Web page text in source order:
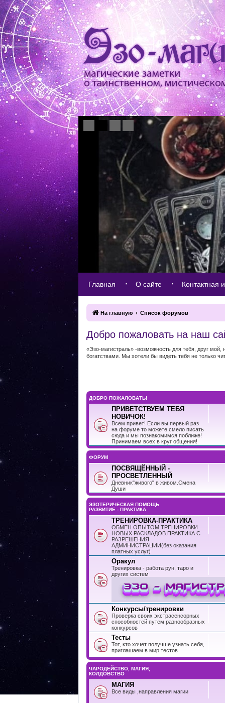
Главная О сайте Контактная
На главную Список форумов
Добро пожаловать на наш
«Эзо-магистраль» -возможность для тебя, друг
богатствами. Мы хотели бы видеть тебя не только
ДОБРО ПОЖАЛОВАТЬ!
ПРИВЕТСТВУЕМ ТЕБЯ
НОВИЧОК!
Всем привет! Если вы первый раз
на форуме то можете смело писать
сюда и мы познакомимся поближе!
Принимаем всех в круг общения!
ФОРУМ
ПОСВЯЩЁННЫЙ -
ПРОСВЕТЛЕННЫЙ
Дневник"живого" в живом.Смена
Души
ЭЗОТЕРИЧЕСКАЯ ПОМОЩЬ
РАЗВИТИЕ - ПРАКТИКА
ТРЕНИРОВКА-ПРАКТИКА
ОБМЕН ОПЫТОМ.ТРЕНИРОВКИ
НОВЫХ РАСКЛАДОВ.ПРАКТИКА С
РАЗРЕШЕНИЯ
АДМИНИСТРАЦИИ(без оказания
платных услуг)
Оракул
Тренировка - работа рун, таро и
других систем
Конкурсы/тренировки
Проверка своих экстрасенсорных
способностей путем разнообразных
конкурсов
Тесты
Тот, кто хочет получше узнать себя,
приглашаем в мир тестов
ЧАРОДЕЙСТВО, МАГИЯ,
КОЛДОВСТВО
МАГИЯ
Все виды ,направления магии